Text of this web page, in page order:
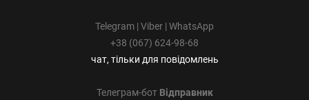
Telegram | Viber | WhatsApp
+38 (067) 624-98-68
чат, тільки для повідомлень
Телеграм-бот Відправник